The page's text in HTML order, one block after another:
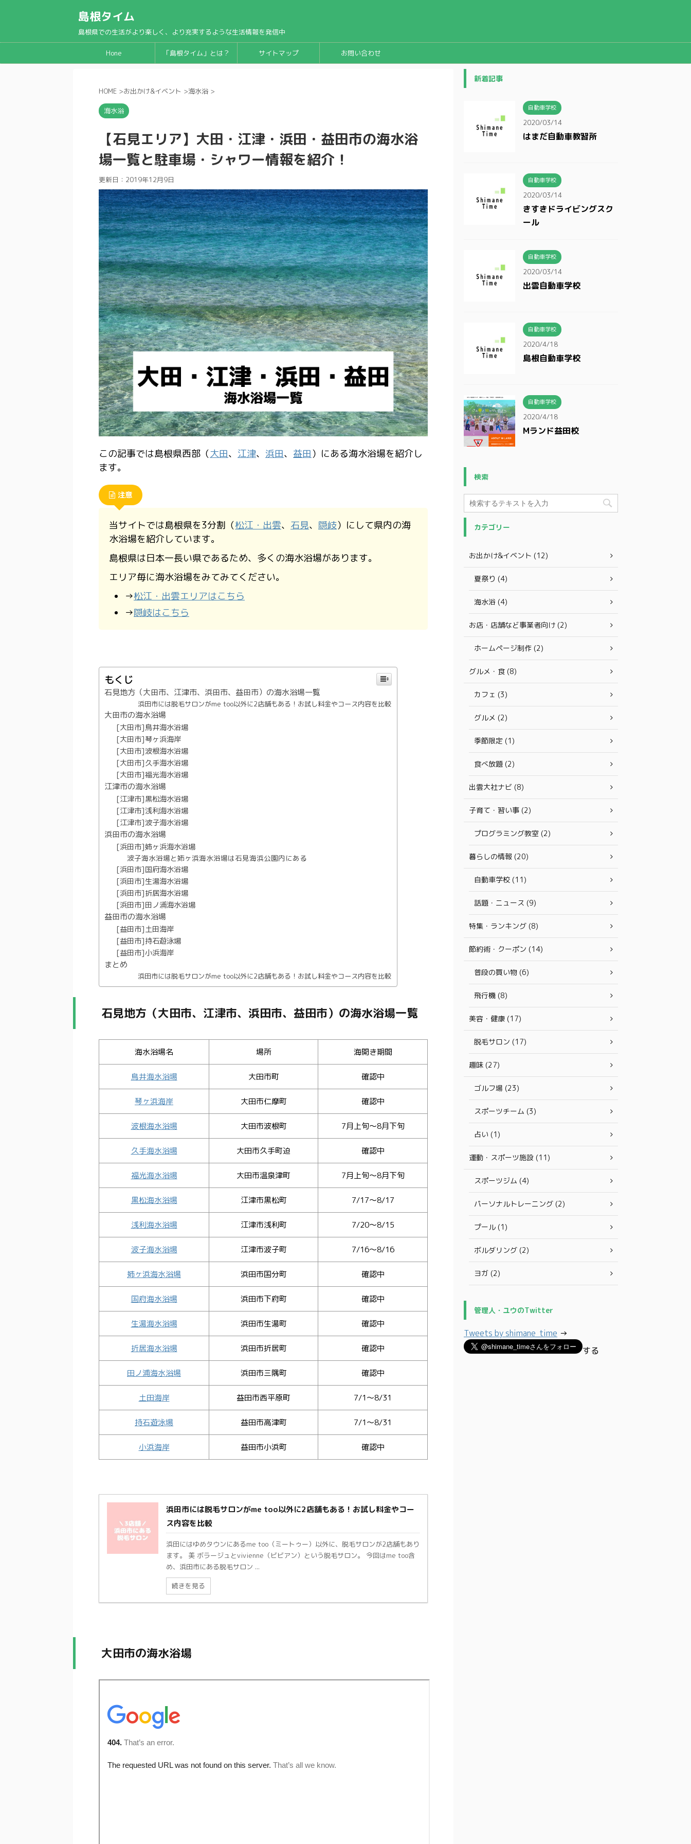
島根タイム
島根県での生活がより楽しく、より充実するような生活情報を発信中
Hone 「島根タイム」とは？ サイトマップ お問い合わせ
HOME >お出かけ&イベント >海水浴 >
海水浴
【石見エリア】大田・江津・浜田・益田市の海水浴
場一覧と駐車場・シャワー情報を紹介！
更新日： 2019年12月9日
この記事では島根県西部（大田、 江津、 浜田、 益田）にある海水浴場を紹介し
ます。
注意
当サイトでは島根県を3分割（松江・出雲、 石見、 隠岐）にして県内の海
水浴場を紹介しています。
島根県は日本一長い県であるため、多くの海水浴場があります。
エリア毎に海水浴場をみてみてください。
→松江・出雲エリアはこちら
→隠岐はこちら
もくじ
石見地方（大田市、江津市、浜田市、益田市）の海水浴場一覧
浜田市には脱毛サロンがme too以外に2店舗もある！お試し料金やコース内容を比較
大田市の海水浴場
[大田市]鳥井海水浴場
[大田市]琴ヶ浜海岸
[大田市]波根海水浴場
[大田市]久手海水浴場
[大田市]福光海水浴場
江津市の海水浴場
[江津市]黒松海水浴場
[江津市]浅利海水浴場
[江津市]波子海水浴場
浜田市の海水浴場
[浜田市]姉ヶ浜海水浴場
波子海水浴場と姉ヶ浜海水浴場は石見海浜公園内にある
[浜田市]国府海水浴場
[浜田市]生湯海水浴場
[浜田市]折居海水浴場
[浜田市]田ノ浦海水浴場
益田市の海水浴場
[益田市]土田海岸
[益田市]持石遊泳場
[益田市]小浜海岸
まとめ
浜田市には脱毛サロンがme too以外に2店舗もある！お試し料金やコース内容を比較
石見地方（大田市、江津市、浜田市、益田市）の海水浴場一覧
海水浴場名 場所 海開き期間
鳥井海水浴場 大田市町 確認中
琴ヶ浜海岸 大田市仁摩町 確認中
波根海水浴場 大田市波根町 7月上旬〜8月下旬
久手海水浴場 大田市久手町迫 確認中
福光海水浴場 大田市温泉津町 7月上旬～8月下旬
黒松海水浴場 江津市黒松町 7/17〜8/17
浅利海水浴場 江津市浅利町 7/20〜8/15
波子海水浴場 江津市波子町 7/16〜8/16
姉ヶ浜海水浴場 浜田市国分町 確認中
国府海水浴場 浜田市下府町 確認中
生湯海水浴場 浜田市生湯町 確認中
折居海水浴場 浜田市折居町 確認中
田ノ浦海水浴場 浜田市三隅町 確認中
土田海岸 益田市西平原町 7/1～8/31
持石遊泳場 益田市高津町 7/1～8/31
小浜海岸 益田市小浜町 確認中
浜田市には脱毛サロンがme too以外に2店舗もある！お試し料金やコー
ス内容を比較
浜田にはゆめタウンにあるme too（ミートゥー）以外に、脱毛サロンが2店舗もあり
ます。 美 ボラージュとvivienne（ビビアン）という脱毛サロン。 今回はme too含
め、浜田市にある脱毛サロン ...
続きを見る
大田市の海水浴場
新着記事
自動車学校
2020/03/14
はまだ自動車教習所
自動車学校
2020/03/14
きすきドライビングスク
ール
自動車学校
2020/03/14
出雲自動車学校
自動車学校
2020/4/18
島根自動車学校
自動車学校
2020/4/18
Mランド益田校
検索
カテゴリー
お出かけ&イベント (12)
夏祭り (4)
海水浴 (4)
お店・店舗など事業者向け (2)
ホームページ制作 (2)
グルメ・食 (8)
カフェ (3)
グルメ (2)
季節限定 (1)
食べ放題 (2)
出雲大社ナビ (8)
子育て・習い事 (2)
プログラミング教室 (2)
暮らしの情報 (20)
自動車学校 (11)
話題・ニュース (9)
特集・ランキング (8)
節約術・クーポン (14)
普段の買い物 (6)
飛行機 (8)
美容・健康 (17)
脱毛サロン (17)
趣味 (27)
ゴルフ場 (23)
スポーツチーム (3)
占い (1)
運動・スポーツ施設 (11)
スポーツジム (4)
パーソナルトレーニング (2)
プール (1)
ボルダリング (2)
ヨガ (2)
管理人・ユウのTwitter
Tweets by shimane_time →
する